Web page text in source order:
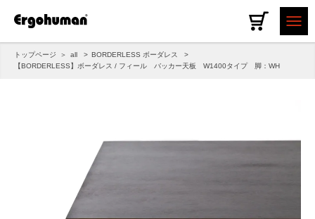
トップページ all
BORDERLESS ボーダレス
【BORDERLESS】ボーダレス / フィール バッカー天板 W1400タイプ 脚：WH